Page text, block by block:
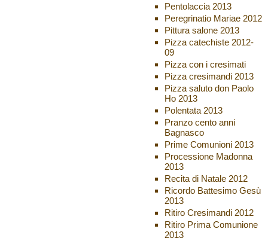
Pentolaccia 2013
Peregrinatio Mariae 2012
Pittura salone 2013
Pizza catechiste 2012-
09
Pizza con i cresimati
Pizza cresimandi 2013
Pizza saluto don Paolo
Ho 2013
Polentata 2013
Pranzo cento anni
Bagnasco
Prime Comunioni 2013
Processione Madonna
2013
Recita di Natale 2012
Ricordo Battesimo Gesù
2013
Ritiro Cresimandi 2012
Ritiro Prima Comunione
2013